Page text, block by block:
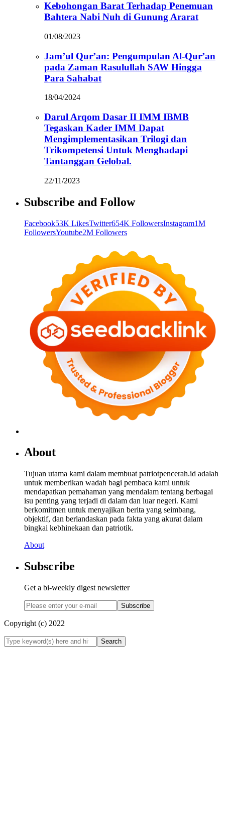
Kebohongan Barat Terhadap Penemuan
Bahtera Nabi Nuh di Gunung Ararat
01/08/2023
Jam’ul Qur’an: Pengumpulan Al-Qur’an
pada Zaman Rasulullah SAW Hingga
Para Sahabat
18/04/2024
Darul Arqom Dasar II IMM IBMB
Tegaskan Kader IMM Dapat
Mengimplementasikan Trilogi dan
Trikompetensi Untuk Menghadapi
Tantanggan Gelobal.
22/11/2023
Subscribe and Follow
Facebook53K LikesTwitter654K FollowersInstagram1M
FollowersYoutube2M Followers
About
Tujuan utama kami dalam membuat patriotpencerah.id adalah
untuk memberikan wadah bagi pembaca kami untuk
mendapatkan pemahaman yang mendalam tentang berbagai
isu penting yang terjadi di dalam dan luar negeri. Kami
berkomitmen untuk menyajikan berita yang seimbang,
objektif, dan berlandaskan pada fakta yang akurat dalam
bingkai kebhinekaan dan patriotik.
About
Subscribe
Get a bi-weekly digest newsletter
Subscribe
Copyright (c) 2022